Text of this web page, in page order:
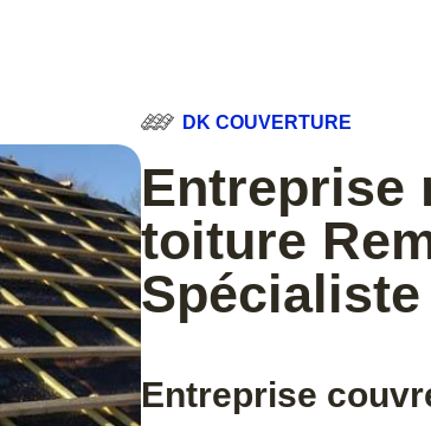
DK COUVERTURE
Entreprise
toiture
Entreprise